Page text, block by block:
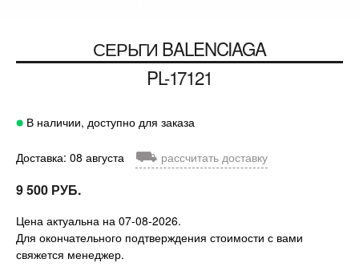
СЕРЬГИ BALENCIAGA
PL-17121
В наличии, доступно для заказа
Доставка: 08 августа ⛟ рассчитать доставку
9 500 РУБ.
Цена актуальна на 07-08-2026.
Для окончательного подтверждения стоимости с вами
свяжется менеджер.